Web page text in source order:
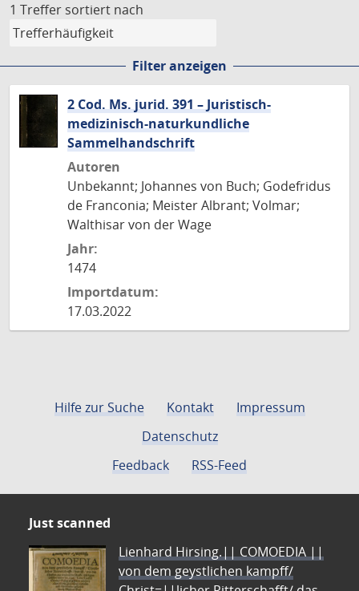
1 Treffer sortiert nach
Filter anzeigen
2 Cod. Ms. jurid. 391 – Juristisch-
medizinisch-naturkundliche
Sammelhandschrift
Autoren
Unbekannt; Johannes von Buch; Godefridus
de Franconia; Meister Albrant; Volmar;
Walthisar von der Wage
Jahr:
1474
Importdatum:
17.03.2022
Hilfe zur Suche Kontakt
Impressum
Datenschutz
Feedback
RSS-Feed
Just scanned
Lienhard Hirsing.|| COMOEDIA ||
von dem geystlichen kampff/